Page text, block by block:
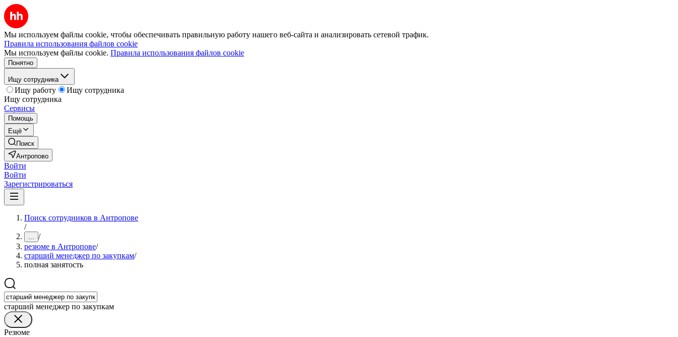
Мы используем файлы cookie, чтобы обеспечивать правильную работу нашего веб-сайта и анализировать сетевой трафик.
Правила использования файлов cookie
Мы используем файлы cookie. Правила использования файлов cookie
Понятно
Ищу сотрудника
Ищу работу
Ищу сотрудника
Ищу сотрудника
Сервисы
Помощь
Ещё
Поиск
Антропово
Войти
Войти
Зарегистрироваться
Поиск сотрудников в Антропове
/
... /
резюме в Антропове/
старший менеджер по закупкам/
полная занятость
старший менеджер по закупкам
Резюме